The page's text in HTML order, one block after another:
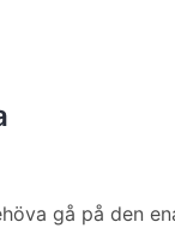
gå på den